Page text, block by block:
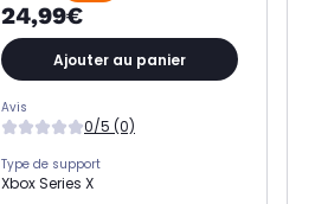
24,99€
Ajouter au panier
Avis
0/5 (0)
Type de support
Xbox Series X